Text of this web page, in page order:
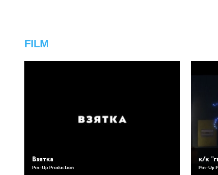
FILM
Взятка
Pin-Up Production
к/к
Pin-Up